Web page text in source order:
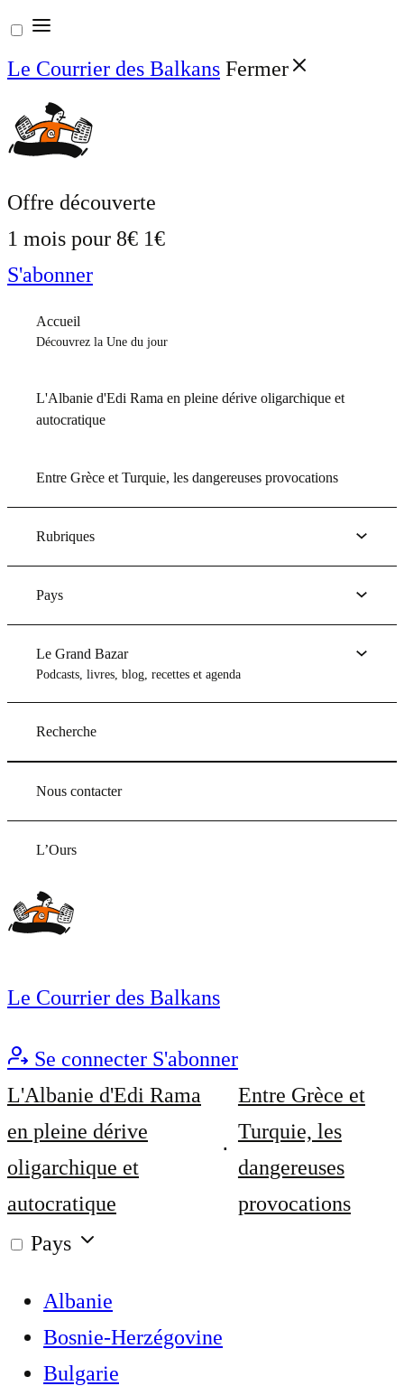
Aller
au
contenu
Le Courrier des Balkans Fermer
Offre découverte
1 mois pour 8€ 1€
S'abonner
Accueil
Découvrez la Une du jour
L'Albanie d'Edi Rama en pleine dérive oligarchique et
autocratique
Entre Grèce et Turquie, les dangereuses provocations
Rubriques
Pays
Le Grand Bazar
Podcasts, livres, blog, recettes et agenda
Recherche
Nous contacter
L’Ours
Le Courrier des Balkans
Se connecter S'abonner
L'Albanie d'Edi Rama
en pleine dérive
oligarchique et
autocratique
Entre Grèce et
Turquie, les
dangereuses
provocations
Pays
Albanie
Bosnie-Herzégovine
Bulgarie